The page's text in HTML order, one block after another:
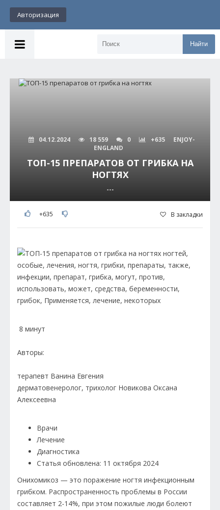
Авторизация
Найти
04.12.2024 18 559 0 +635
ENJOY-
ENGLAND
ТОП-15 ПРЕПАРАТОВ ОТ ГРИБКА НА
НОГТЯХ
---
+635 В закладки
8 минут
Авторы:
терапевт Ванина Евгения
дерматовенеролог, трихолог Новикова Оксана
Алексеевна
Врачи
Лечение
Диагностика
Статья обновлена: 11 октября 2024
Онихомикоз — это поражение ногтя инфекционным
грибком. Распространенность проблемы в России
составляет 2-14%, при этом пожилые люди болеют